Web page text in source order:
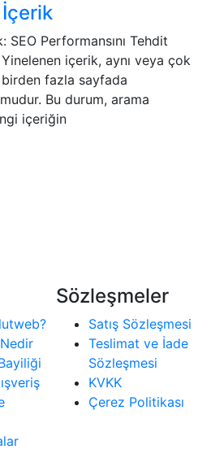
SEO Performansını Tehdit
içerik, aynı veya çok
fazla sayfada
Bu durum, arama
içeriğin
Sözleşmeler
Satış Sözleşmesi
Teslimat ve İade
Sözleşmesi
KVKK
Çerez Politikası